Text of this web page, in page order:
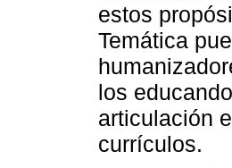
estos
Temática
los
articulación
currículos.